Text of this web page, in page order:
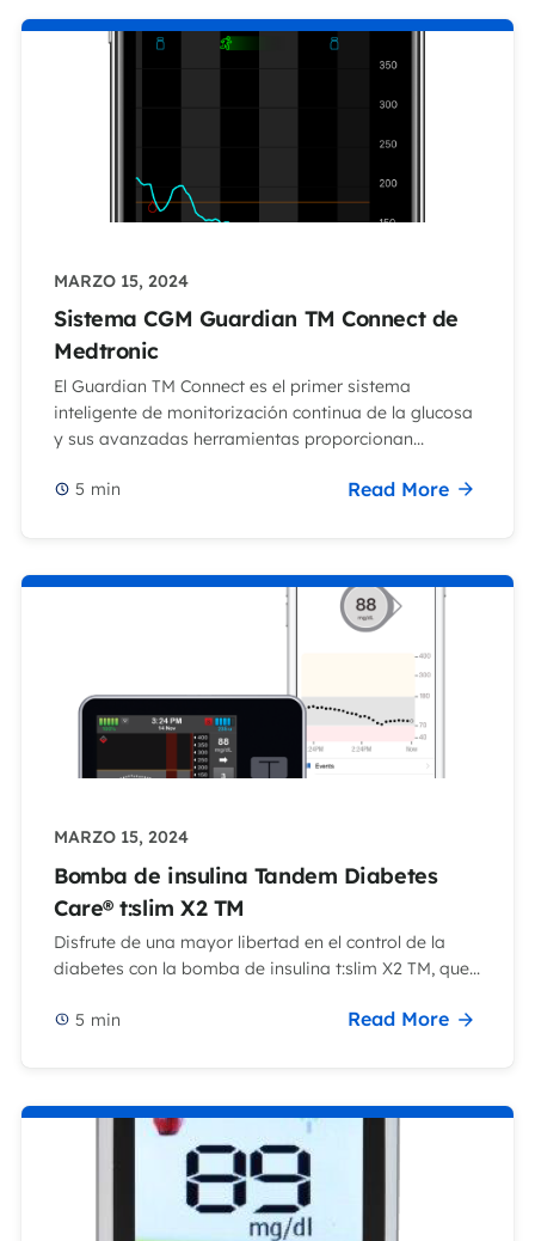
MARZO 15, 2024
Sistema CGM Guardian TM Connect de
Medtronic
El Guardian TM Connect es el primer sistema
inteligente de monitorización continua de la glucosa
y sus avanzadas herramientas proporcionan...
5 min Read More
MARZO 15, 2024
Bomba de insulina Tandem Diabetes
Care® t:slim X2 TM
Disfrute de una mayor libertad en el control de la
diabetes con la bomba de insulina t:slim X2 TM, que...
5 min Read More